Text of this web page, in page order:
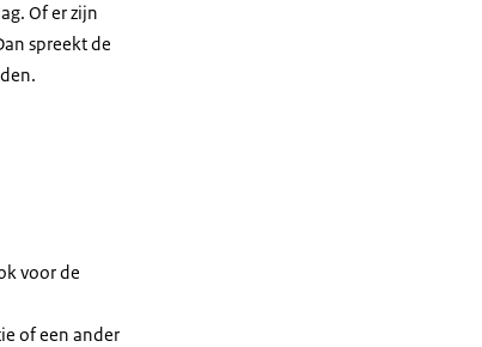
Of er zijn
spreekt de
voor de
of een ander